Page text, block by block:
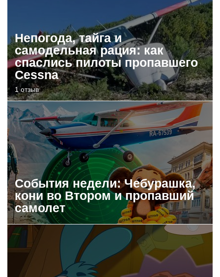
Непогода, тайга и
самодельная рация: как
спаслись пилоты пропавшего
Cessna
1 отзыв
События недели: Чебурашка,
кони во Втором и пропавший
самолет